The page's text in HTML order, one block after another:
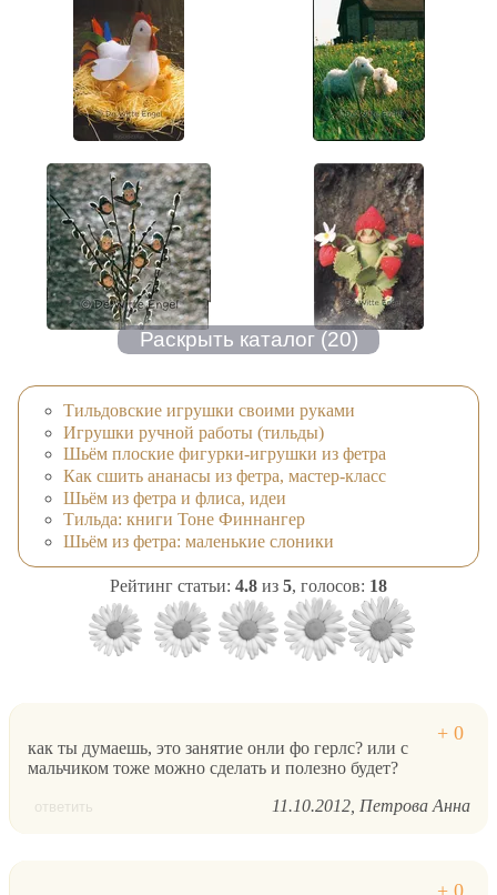
Тильдовские игрушки своими руками
Игрушки ручной работы (тильды)
Шьём плоские фигурки-игрушки из фетра
Как сшить ананасы из фетра, мастер-класс
Шьём из фетра и флиса, идеи
Тильда: книги Тоне Финнангер
Шьём из фетра: маленькие слоники
Рейтинг статьи: 4.8 из 5, голосов: 18
как ты думаешь, это занятие онли фо герлс? или с
мальчиком тоже можно сделать и полезно будет?
ответить 11.10.2012 Петрова Анна